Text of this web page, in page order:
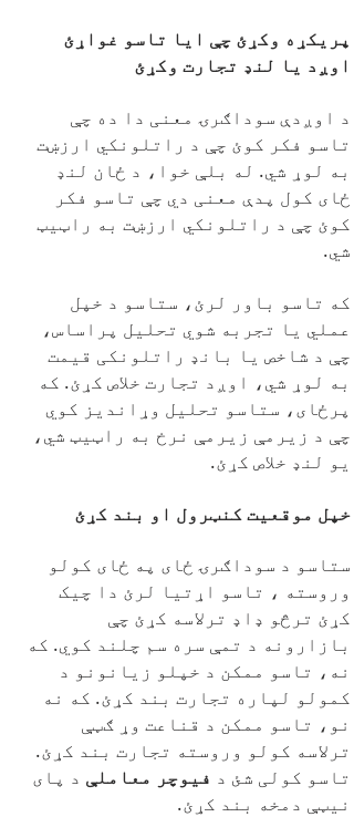
پریکړه وکړئ چې ایا تاسو غواړئ
اوږد یا لنډ تجارت وکړئ
د اوږدې سوداګرۍ معنی دا ده چې
تاسو فکر کوئ چې د راتلونکي ارزښت
به لوړ شي. له بلې خوا، د ځان لنډ
ځای کول پدې معنی دي چې تاسو فکر
کوئ چې د راتلونکي ارزښت به راټیټ
شي.
که تاسو باور لرئ، ستاسو د خپل
عملي یا تجربه شوي تحلیل پراساس،
چې د شاخص یا بانډ راتلونکی قیمت
به لوړ شي، اوږد تجارت خلاص کړئ. که
پرځای، ستاسو تحلیل وړاندیز کوي
چې د زیرمې زیرمې نرخ به راټیټ شي،
یو لنډ خلاص کړئ.
خپل موقعیت کنټرول او بند کړئ
ستاسو د سوداګرۍ ځای په ځای کولو
وروسته ، تاسو اړتیا لرئ دا چیک
کړئ ترڅو ډاډ ترلاسه کړئ چې
بازارونه د تمې سره سم چلند کوي. که
نه، تاسو ممکن د خپلو زیانونو د
کمولو لپاره تجارت بند کړئ. که نه
نو، تاسو ممکن د قناعت وړ ګټې
ترلاسه کولو وروسته تجارت بند کړئ.
تاسو کولی شئ د فیوچر معاملې د پای
نیټې دمخه بند کړئ.